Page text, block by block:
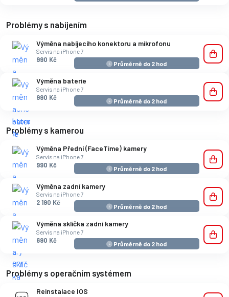
Problémy s nabíjením
Výměna nabíjecího konektoru a mikrofonu
Servis na iPhone 7
990 Kč
Průměrně do 2 hod
Výměna baterie
Servis na iPhone 7
990 Kč
Průměrně do 2 hod
Problémy s kamerou
Výměna Přední (FaceTime) kamery
Servis na iPhone 7
990 Kč
Průměrně do 2 hod
Výměna zadní kamery
Servis na iPhone 7
2 190 Kč
Průměrně do 2 hod
Výměna sklíčka zadní kamery
Servis na iPhone 7
690 Kč
Průměrně do 2 hod
Problémy s operačním systémem
Reinstalace IOS